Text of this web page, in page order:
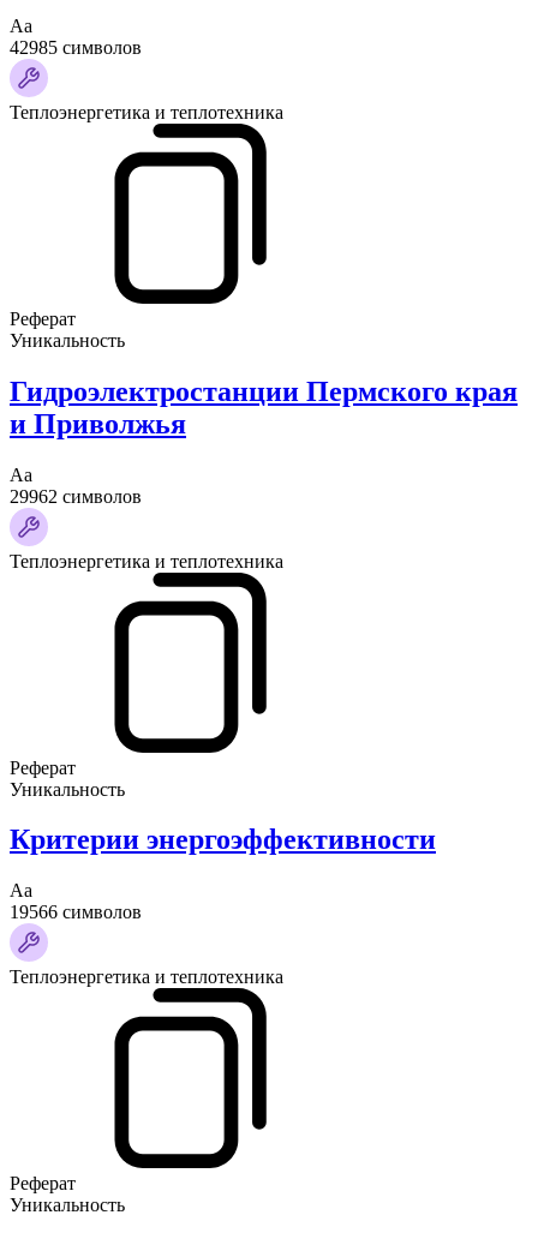
Аа
42985 символов
Теплоэнергетика и теплотехника
Реферат
Уникальность
Гидроэлектростанции Пермского края
и Приволжья
Аа
29962 символов
Теплоэнергетика и теплотехника
Реферат
Уникальность
Критерии энергоэффективности
Аа
19566 символов
Теплоэнергетика и теплотехника
Реферат
Уникальность